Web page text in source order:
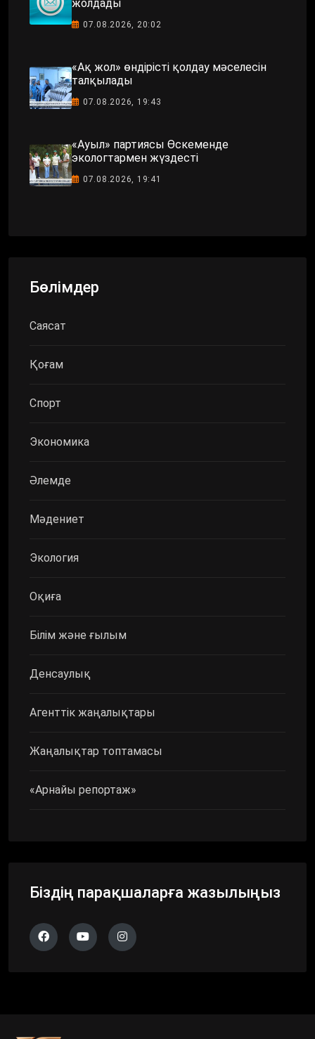
жолдады
07.08.2026, 20:02
«Ақ жол» өндірісті қолдау мәселесін
талқылады
07.08.2026, 19:43
«Ауыл» партиясы Өскеменде
экологтармен жүздесті
07.08.2026, 19:41
Бөлімдер
Саясат
Қоғам
Спорт
Экономика
Әлемде
Мәдениет
Экология
Оқиға
Білім және ғылым
Денсаулық
Агенттік жаңалықтары
Жаңалықтар топтамасы
«Арнайы репортаж»
Біздің парақшаларға жазылыңыз